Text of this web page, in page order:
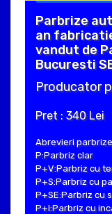
Parbrize
an
vandut de
Bucuresti
Producator
Pret : 340 Lei
Abrevieri
P:Parbriz clar
P+V:Parbriz cu
P+S:Parbriz cu
P+SE:Parbriz cu
P+I:Parbriz cu